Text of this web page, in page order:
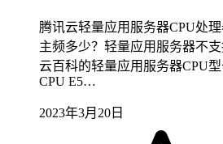
腾讯云轻量应用服务器CPU处
主频多少？轻量应用服务器不
云百科的轻量应用服务器CPU
CPU E5…
2023年3月20日